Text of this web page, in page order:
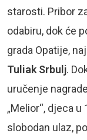
starosti. Pribor
odabiru, dok će
grada Opatije,
Tuliak Srbulj.
uručenje
„Melior“, djeca
slobodan ulaz,